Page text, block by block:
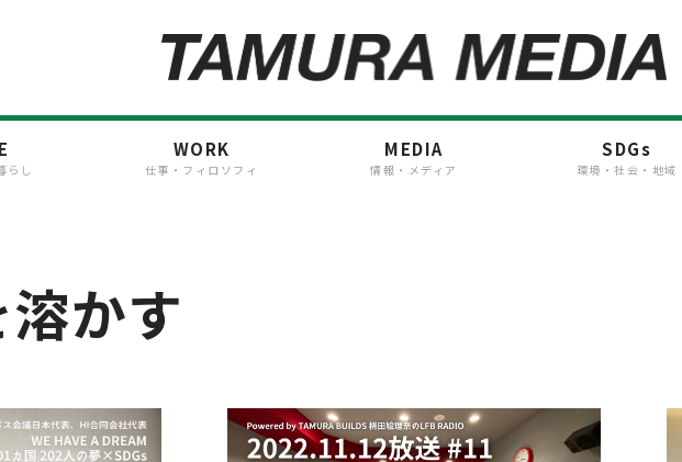
らし
WORK
仕事・フィロソフィ
MEDIA
情報・メディア
SDGs
環境・社会・地域
かす